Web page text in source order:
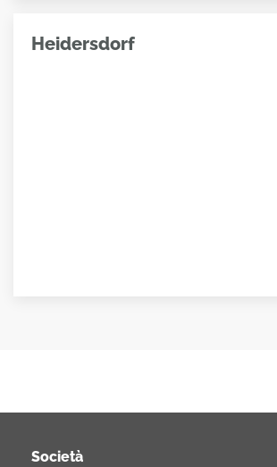
Heidersdorf
Società